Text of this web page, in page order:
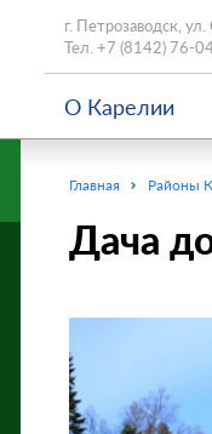
г. Петрозаводск,
Тел. +7 (8142) 76-
О Карелии
Главная Районы
Дача